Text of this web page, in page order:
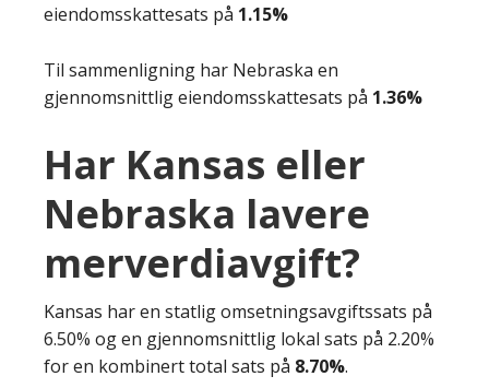
eiendomsskattesats på 1.15%
Til sammenligning har Nebraska en
gjennomsnittlig eiendomsskattesats på 1.36%
Har Kansas eller
Nebraska lavere
merverdiavgift?
Kansas har en statlig omsetningsavgiftssats på
6.50% og en gjennomsnittlig lokal sats på 2.20%
for en kombinert total sats på 8.70%.